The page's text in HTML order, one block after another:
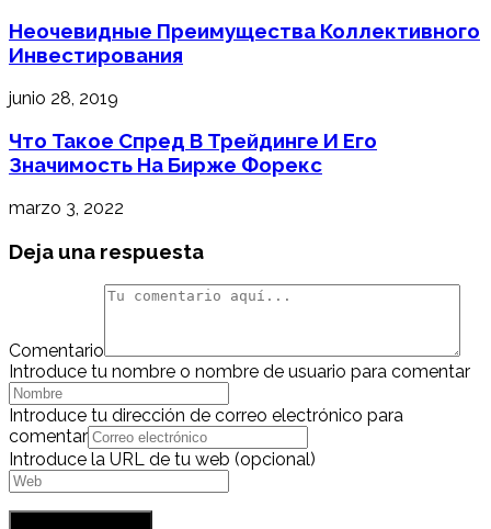
Неочевидные Преимущества Коллективного
Инвестирования
junio 28, 2019
Что Такое Спред В Трейдинге И Его
Значимость На Бирже Форекс
marzo 3, 2022
Deja una respuesta
Comentario
Introduce tu nombre o nombre de usuario para comentar
Introduce tu dirección de correo electrónico para
comentar
Introduce la URL de tu web (opcional)